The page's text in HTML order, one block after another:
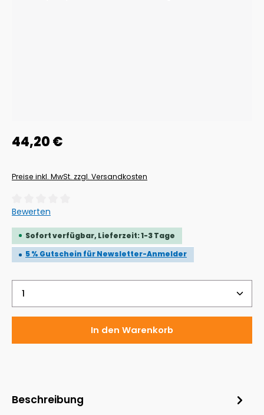
Regulärer Preis:
44,20 €
Preise inkl. MwSt. zzgl. Versandkosten
Durchschnittliche Bewertung von 0 von 5 Sternen
Bewerten
Sofort verfügbar, Lieferzeit: 1-3 Tage
5 % Gutschein für Newsletter-Anmelder
Produkt Anzahl: Gib den gewünschten Wert
In den Warenkorb
Beschreibung